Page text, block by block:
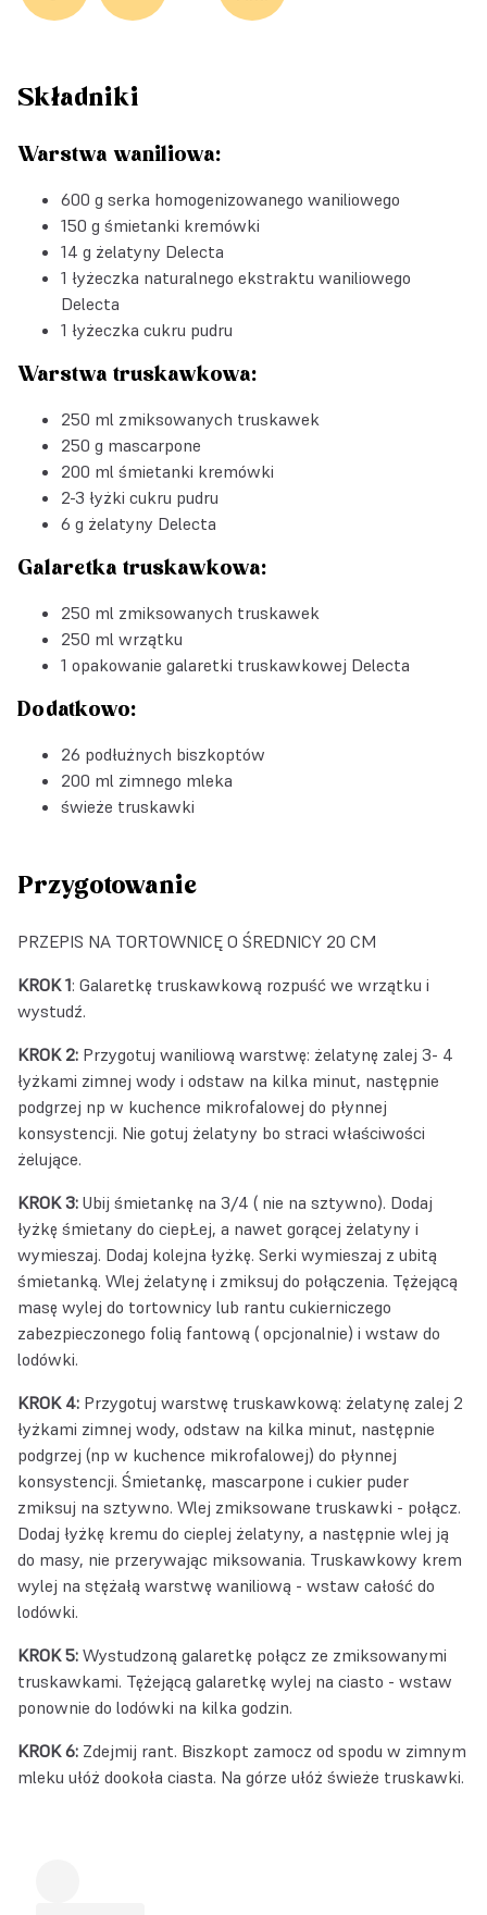
Składniki
Warstwa waniliowa:
600 g serka homogenizowanego waniliowego
150 g śmietanki kremówki
14 g żelatyny Delecta
1 łyżeczka naturalnego ekstraktu waniliowego
Delecta
1 łyżeczka cukru pudru
Warstwa truskawkowa:
250 ml zmiksowanych truskawek
250 g mascarpone
200 ml śmietanki kremówki
2-3 łyżki cukru pudru
6 g żelatyny Delecta
Galaretka truskawkowa:
250 ml zmiksowanych truskawek
250 ml wrzątku
1 opakowanie galaretki truskawkowej Delecta
Dodatkowo:
26 podłużnych biszkoptów
200 ml zimnego mleka
świeże truskawki
Przygotowanie
PRZEPIS NA TORTOWNICĘ O ŚREDNICY 20 CM
KROK 1: Galaretkę truskawkową rozpuść we wrzątku i
wystudź.
KROK 2: Przygotuj waniliową warstwę: żelatynę zalej 3- 4
łyżkami zimnej wody i odstaw na kilka minut, następnie
podgrzej np w kuchence mikrofalowej do płynnej
konsystencji. Nie gotuj żelatyny bo straci właściwości
żelujące.
KROK 3: Ubij śmietankę na 3/4 ( nie na sztywno). Dodaj
łyżkę śmietany do ciepŁej, a nawet gorącej żelatyny i
wymieszaj. Dodaj kolejna łyżkę. Serki wymieszaj z ubitą
śmietanką. Wlej żelatynę i zmiksuj do połączenia. Tężejącą
masę wylej do tortownicy lub rantu cukierniczego
zabezpieczonego folią fantową ( opcjonalnie) i wstaw do
lodówki.
KROK 4: Przygotuj warstwę truskawkową: żelatynę zalej 2
łyżkami zimnej wody, odstaw na kilka minut, następnie
podgrzej (np w kuchence mikrofalowej) do płynnej
konsystencji. Śmietankę, mascarpone i cukier puder
zmiksuj na sztywno. Wlej zmiksowane truskawki - połącz.
Dodaj łyżkę kremu do cieplej żelatyny, a następnie wlej ją
do masy, nie przerywając miksowania. Truskawkowy krem
wylej na stężałą warstwę waniliową - wstaw całość do
lodówki.
KROK 5: Wystudzoną galaretkę połącz ze zmiksowanymi
truskawkami. Tężejącą galaretkę wylej na ciasto - wstaw
ponownie do lodówki na kilka godzin.
KROK 6: Zdejmij rant. Biszkopt zamocz od spodu w zimnym
mleku ułóż dookoła ciasta. Na górze ułóż świeże truskawki.